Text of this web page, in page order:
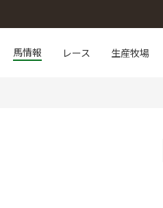
馬情報 レース 生産牧場